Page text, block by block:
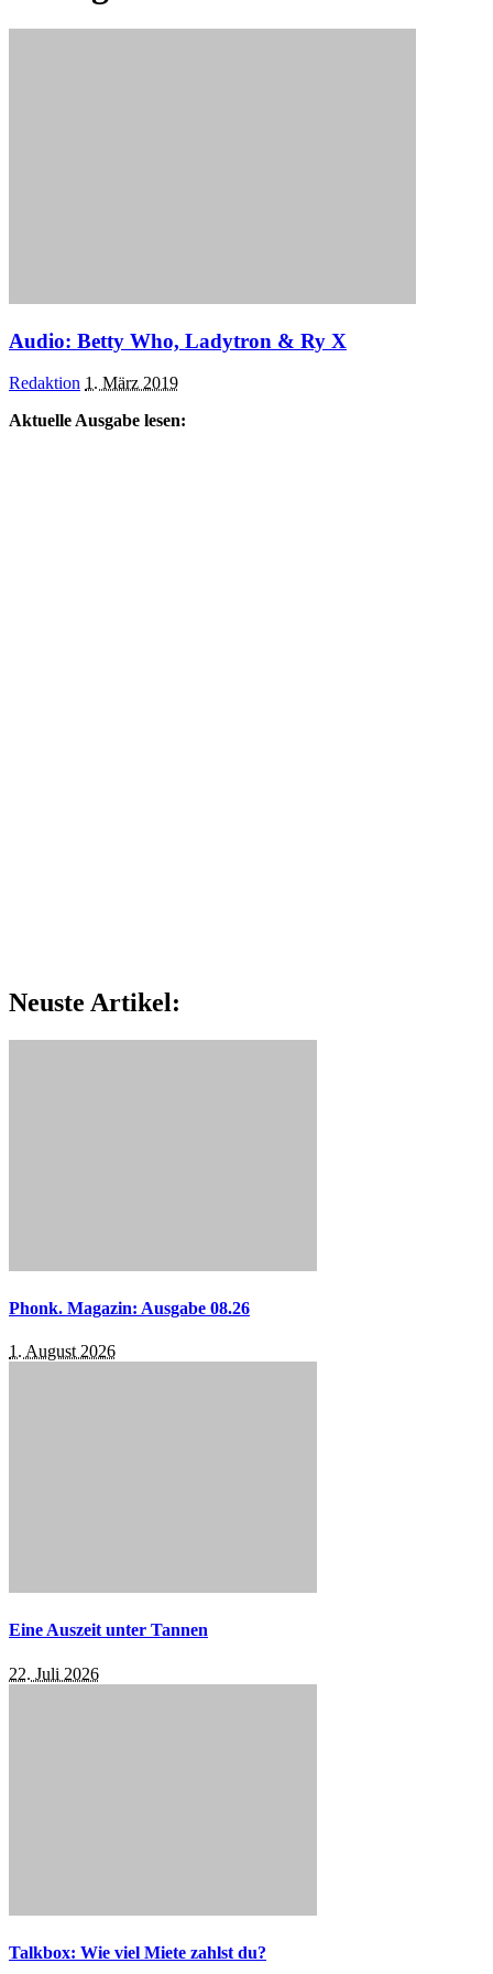
Audio: Betty Who, Ladytron & Ry X
Posted
Redaktion 1. März 2019
Aktuelle Ausgabe lesen:
Neuste Artikel:
Phonk. Magazin: Ausgabe 08.26
1. August 2026
Eine Auszeit unter Tannen
22. Juli 2026
Talkbox: Wie viel Miete zahlst du?